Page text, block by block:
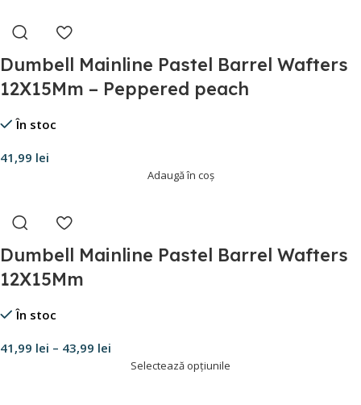
Dumbell Mainline Pastel Barrel Wafters
12X15Mm – Peppered peach
În stoc
41,99 lei
Adaugă în coș
Dumbell Mainline Pastel Barrel Wafters
12X15Mm
În stoc
41,99 lei – 43,99 lei
Selectează opțiunile